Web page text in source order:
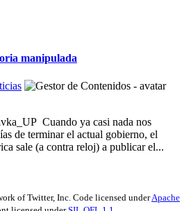
manipulada
Cuando ya casi nada nos
de terminar el actual gobierno, el
sale (a contra reloj) a publicar el...
of Twitter, Inc. Code licensed underApache